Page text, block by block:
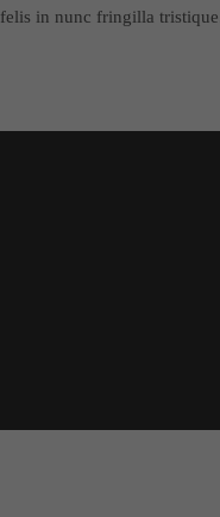
in nunc fringilla